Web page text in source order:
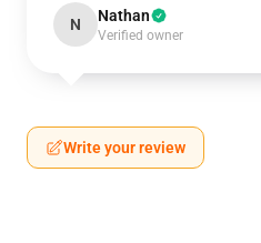
N Nathan
Verified owner
Write your review